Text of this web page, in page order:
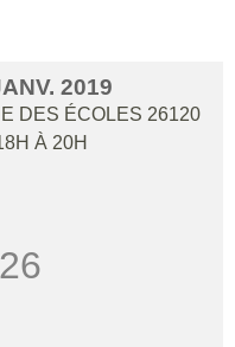
2019
DES ÉCOLES 26120
À 20H
26